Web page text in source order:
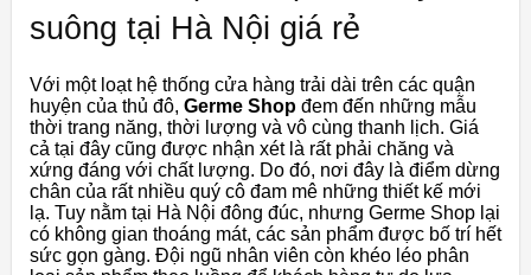
suông tại Hà Nội giá rẻ
Với một loạt hệ thống cửa hàng trải dài trên các quận
huyện của thủ đô, Germe Shop đem đến những mẫu
thời trang năng, thời lượng và vô cùng thanh lịch. Giá
cả tại đây cũng được nhận xét là rất phải chăng và
xứng đáng với chất lượng. Do đó, nơi đây là điểm dừng
chân của rất nhiều quý cô đam mê những thiết kế mới
lạ. Tuy nằm tại Hà Nội đông đúc, nhưng Germe Shop lại
có không gian thoáng mát, các sản phẩm được bố trí hết
sức gọn gàng. Đội ngũ nhân viên còn khéo léo phân